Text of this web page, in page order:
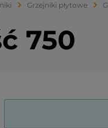
Grzejniki płytowe
750